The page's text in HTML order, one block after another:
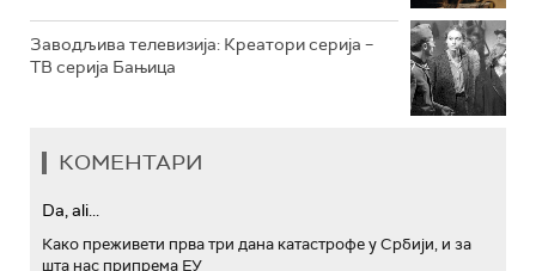
Заводљива телевизија: Креатори серија –
ТВ серија Бањица
КОМЕНТАРИ
Da, ali...
Како преживети прва три дана катастрофе у Србији, и за
шта нас припрема ЕУ